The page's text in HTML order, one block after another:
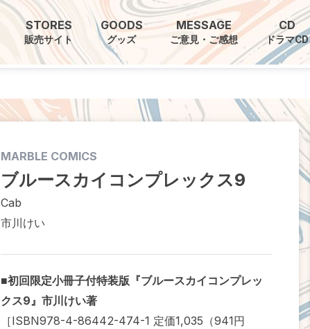
STORES
販売サイト
GOODS
グッズ
MESSAGE
ご意見・ご感想
CD
ドラマCD
MARBLE COMICS
ブルースカイコンプレックス9
Cab
市川けい
■初回限定小冊子付特装版『ブルースカイコンプレッ
クス9』市川けい著
［ISBN978-4-86442-474-1 定価1,035（941円